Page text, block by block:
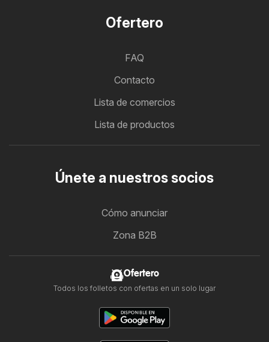
Ofertero
FAQ
Contacto
Lista de comercios
Lista de productos
Únete a nuestros socios
Cómo anunciar
Zona B2B
Ofertero
Todos los folletos con ofertas en un solo lugar